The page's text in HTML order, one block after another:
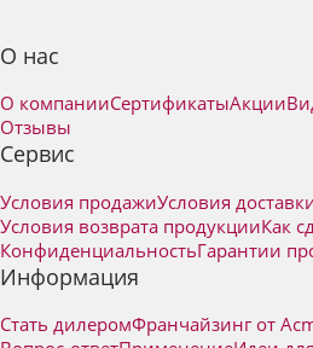
О нас
О компанииСертификатыАкции
Отзывы
Сервис
Условия продажиУсловия
Условия возврата продукцииКак
КонфиденциальностьГарантии
Информация
Стать дилеромФранчайзинг от